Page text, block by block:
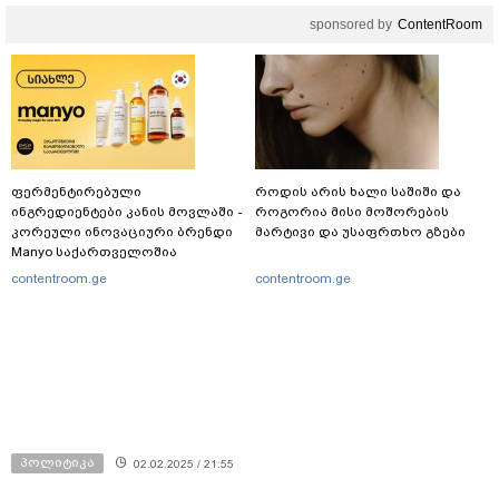
sponsored by ContentRoom
ფერმენტირებული
ინგრედიენტები კანის მოვლაში -
კორეული ინოვაციური ბრენდი
Manyo საქართველოშია
contentroom.ge
როდის არის ხალი საშიში და
როგორია მისი მოშორების
მარტივი და უსაფრთხო გზები
contentroom.ge
პოლიტიკა 02.02.2025 / 21:55